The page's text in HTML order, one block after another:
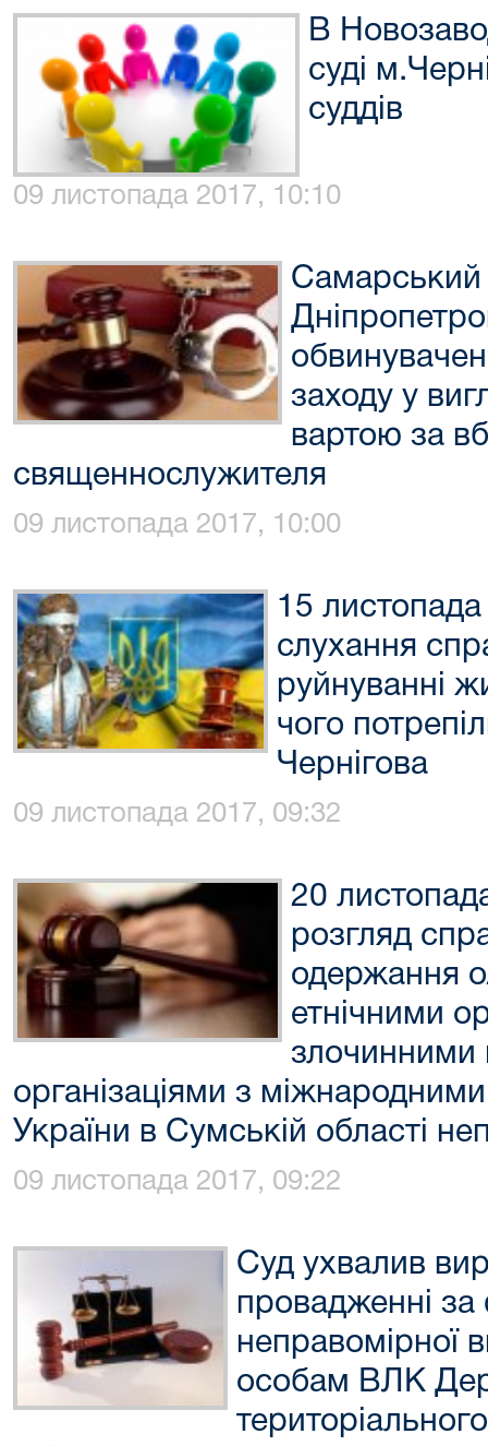
В
суді
суддів
09 листопада 2017, 10:10
Самарський
заходу у
вартою за
священнослужителя
09 листопада 2017, 10:00
15
слухання
руйнуванні
чого
Чернігова
09 листопада 2017, 09:32
20
розгляд
одержання
етнічними
злочинними
організаціями з
України в Сумській області
09 листопада 2017, 09:22
Суд ухвалив
провадженні
неправомірної
особам ВЛК